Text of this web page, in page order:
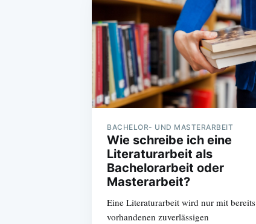
BACHELOR- UND MASTERARBEIT
Wie schreibe ich eine
Literaturarbeit als
Bachelorarbeit oder
Masterarbeit?
Eine Literaturarbeit wird nur mit bereits
vorhandenen zuverlässigen